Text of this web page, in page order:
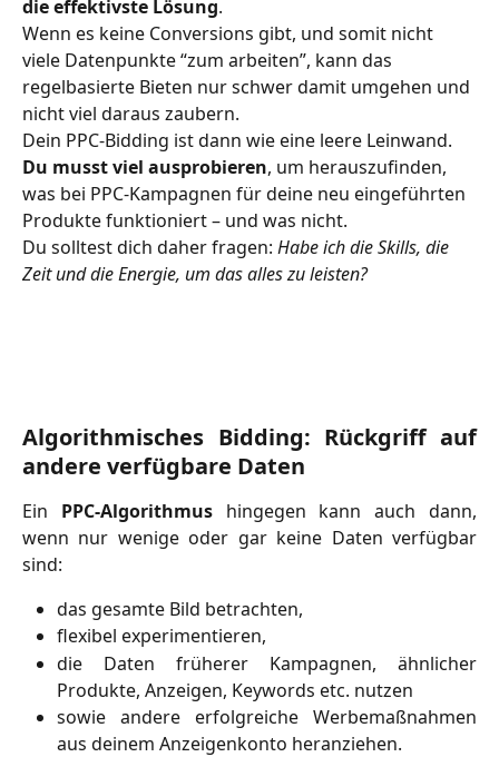
die effektivste Lösung.
Wenn es keine Conversions gibt, und somit nicht
viele Datenpunkte “zum arbeiten”, kann das
regelbasierte Bieten nur schwer damit umgehen und
nicht viel daraus zaubern.
Dein PPC-Bidding ist dann wie eine leere Leinwand.
Du musst viel ausprobieren, um herauszufinden,
was bei PPC-Kampagnen für deine neu eingeführten
Produkte funktioniert – und was nicht.
Du solltest dich daher fragen: Habe ich die Skills, die
Zeit und die Energie, um das alles zu leisten?
Algorithmisches Bidding: Rückgriff auf
andere verfügbare Daten
Ein PPC-Algorithmushingegen kann auch dann,
wenn nur wenige oder gar keine Daten verfügbar
sind:
das gesamte Bild betrachten,
flexibel experimentieren,
die Daten früherer Kampagnen, ähnlicher
Produkte, Anzeigen, Keywords etc. nutzen
sowie andere erfolgreiche Werbemaßnahmen
aus deinem Anzeigenkonto heranziehen.